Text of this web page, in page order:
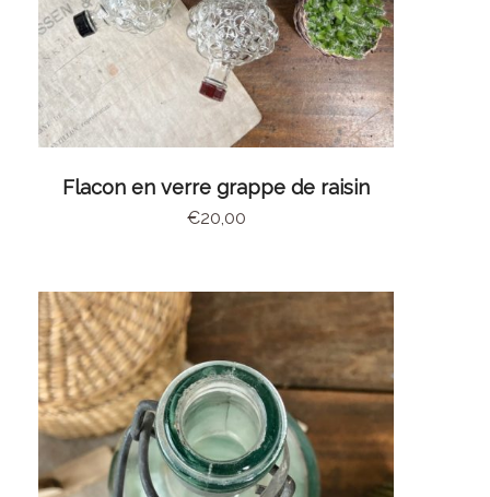
CHOIX DES OPTIONS
Flacon en verre grappe de raisin
€20,00